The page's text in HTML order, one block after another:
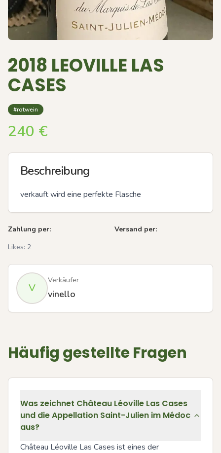
2018 LEOVILLE LAS
CASES
#rotwein
240 €
Beschreibung
verkauft wird eine perfekte Flasche
Zahlung per:
Versand per:
Likes: 2
V
Verkäufer
vinello
Häufig gestellte Fragen
Was zeichnet Château Léoville Las Cases
und die Appellation Saint-Julien im Médoc
aus?
Château Léoville Las Cases ist eines der